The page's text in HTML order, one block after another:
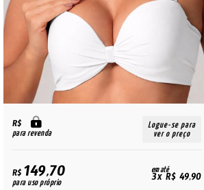
R$
para revenda
Logue-se para
ver o preço
R$149,70
para uso próprio
em até
3x R$ 49,90